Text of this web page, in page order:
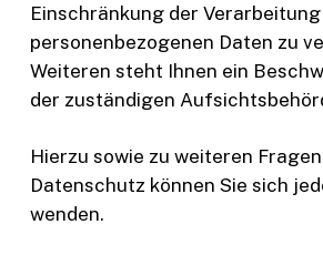
Einschränkung der
personenbezogenen Daten zu
Weiteren steht Ihnen ein
der zuständigen
Hierzu sowie zu weiteren
Datenschutz können Sie sich
wenden.